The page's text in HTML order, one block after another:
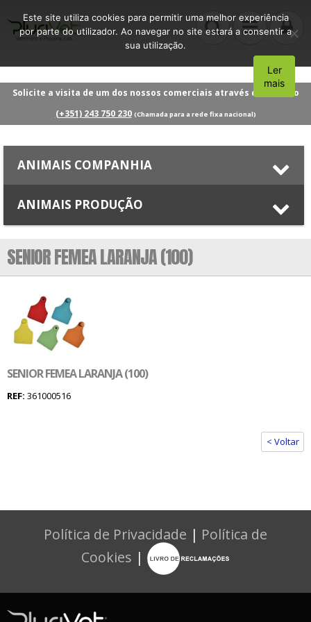
Solicite a visita de um dos nossos comerciais através do número
(+351) 243 750 230 (Chamada para a rede fixa nacional)
ANIMAIS COMPANHIA
ANIMAIS PRODUÇÃO
SENIOR FEMEA LARANJA (100)
SENIOR FEMEA LARANJA (100)
REF: 361000516
< Voltar
Política de Privacidade | Política de
Cookies |
Este site utiliza cookies para permitir uma melhor experiência
por parte do utilizador. Ao navegar no site estará a consentir a
sua utilização.
Aceito
Ler
mais